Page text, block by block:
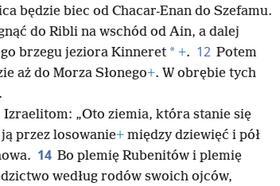
będzie biec od Chacar-Enan do Szefamu.
do Ribli na wschód od Ain, a dalej
brzegu jeziora Kinneret * +. 12 Potem
aż do Morza Słonego+. W obrębie tych
.
Izraelitom: „Oto ziemia, która stanie się
przez losowanie+ między dziewięć i pół
14 Bo plemię Rubenitów i plemię
według rodów swoich ojców,